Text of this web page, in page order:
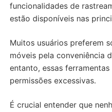
funcionalidades de
estão disponíveis nas
Muitos usuários preferem
móveis pela conveniência
entanto, essas
permissões excessivas.
É crucial entender que